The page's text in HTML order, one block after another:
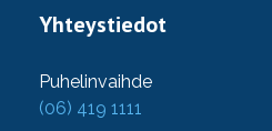
Yhteystiedot
Puhelinvaihde
(06) 419 1111